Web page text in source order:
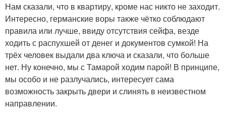
Нам сказали, что в квартиру, кроме нас никто не заходит.
Интересно, германские воры также чётко соблюдают
правила или лучше, ввиду отсутствия сейфа, везде
ходить с распухшей от денег и документов сумкой! На
трёх человек выдали два ключа и сказали, что больше
нет. Ну конечно, мы с Тамарой ходим парой! В принципе,
мы особо и не разлучались, интересует сама
возможность закрыть двери и слинять в неизвестном
направлении.